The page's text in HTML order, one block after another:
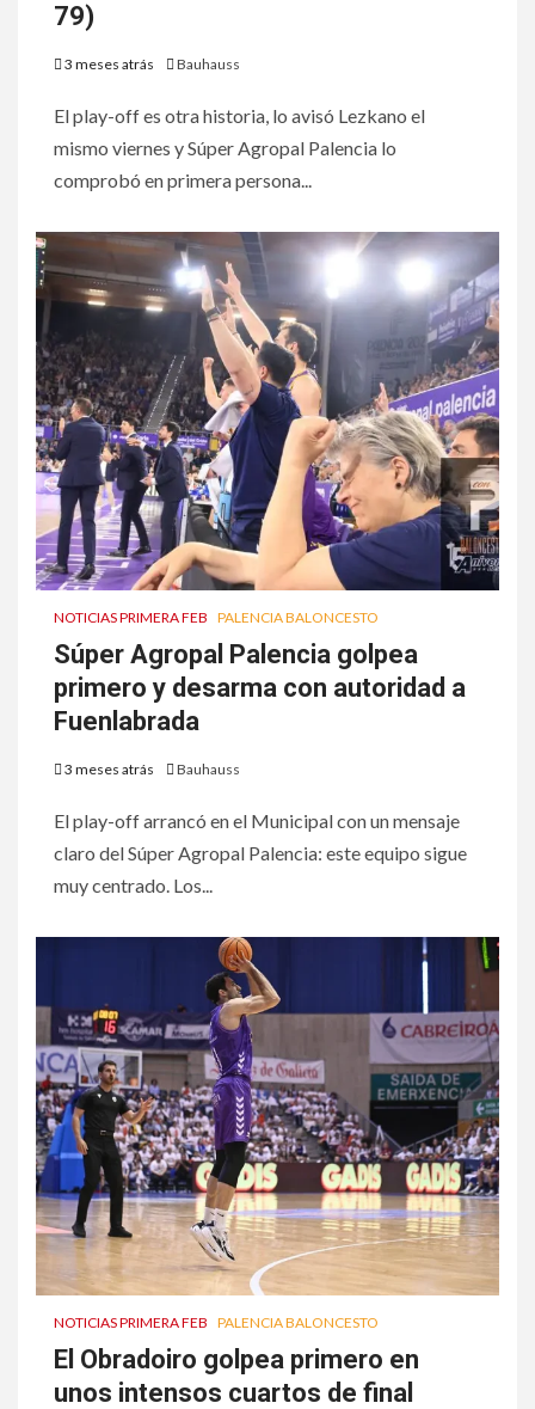
79)
3 meses atrás Bauhauss
El play-off es otra historia, lo avisó Lezkano el
mismo viernes y Súper Agropal Palencia lo
comprobó en primera persona...
NOTICIAS PRIMERA FEB PALENCIA BALONCESTO
Súper Agropal Palencia golpea
primero y desarma con autoridad a
Fuenlabrada
3 meses atrás Bauhauss
El play-off arrancó en el Municipal con un mensaje
claro del Súper Agropal Palencia: este equipo sigue
muy centrado. Los...
NOTICIAS PRIMERA FEB PALENCIA BALONCESTO
El Obradoiro golpea primero en
unos intensos cuartos de final